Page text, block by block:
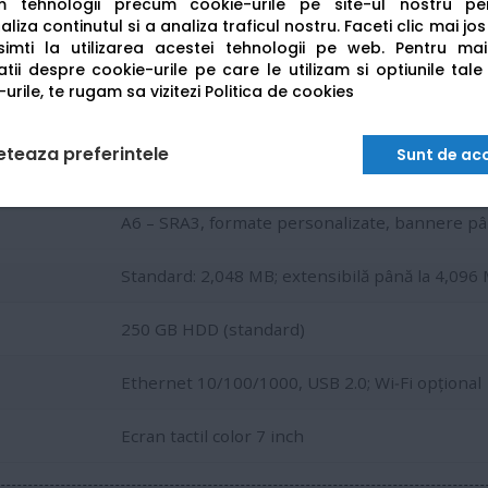
continutul si a analiza traficul nostru. Faceti clic mai
la utilizarea acestei tehnologii pe web. Pentru
despre cookie-urile pe care le utilizam si optiunile tale
te rugam sa vizitezi Politica de cookies
preferintele Sunt de
1,800 × 600 dpi (echivalent)
Imprimare, copiere, scanare; fax opțional
Până la 45 ipm; rezoluție până la 600 × 600
Standard: 1.100 coli; extensibilă până la 3.600
A6 – SRA3, formate personalizate, bannere
Standard: 2,048 MB; extensibilă până la 4,096
250 GB HDD (standard)
Ethernet 10/100/1000, USB 2.0; Wi‑Fi opțional
Ecran tactil color 7 inch